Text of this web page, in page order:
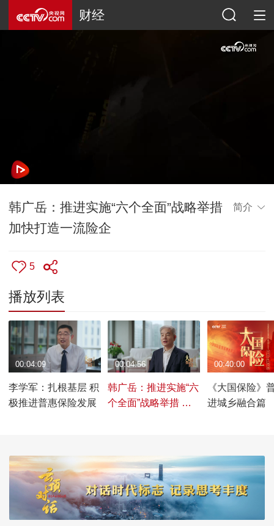
财经
韩广岳：推进实施“六个全面”战略举措
加快打造一流险企
简介
5
播放列表
李学军：扎根基层 积
极推进普惠保险发展
00:04:09
韩广岳：推进实施“六
个全面”战略举措 加
00:04:56
《大国保险》
进城乡融合篇
00:40:00